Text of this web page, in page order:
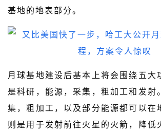
基地的地表部分。
月球基地建设后基本上将会围绕五大
是科研，能源，采集，粗加工和发射
集，粗加工，以及部分能源都可以在
则是用于发射前往火星的火箭，降低